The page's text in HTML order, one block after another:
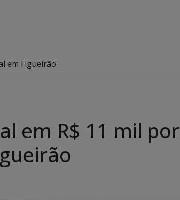
em Figueirão
em R$ 11 mil por